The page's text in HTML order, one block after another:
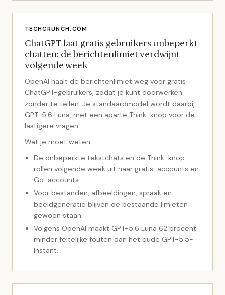
TECHCRUNCH.COM
ChatGPT laat gratis gebruikers onbeperkt
chatten: de berichtenlimiet verdwijnt
volgende week
OpenAI haalt de berichtenlimiet weg voor gratis
ChatGPT-gebruikers, zodat je kunt doorwerken
zonder te tellen. Je standaardmodel wordt daarbij
GPT-5.6 Luna, met een aparte Think-knop voor de
lastigere vragen.
Wat je moet weten:
De onbeperkte tekstchats en de Think-knop
rollen volgende week uit naar gratis-accounts en
Go-accounts.
Voor bestanden, afbeeldingen, spraak en
beeldgeneratie blijven de bestaande limieten
gewoon staan.
Volgens OpenAI maakt GPT-5.6 Luna 62 procent
minder feitelijke fouten dan het oude GPT-5.5-
Instant.